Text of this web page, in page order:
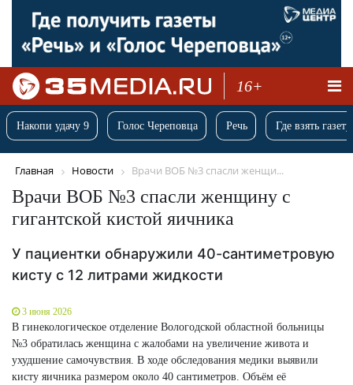
16+
Накопи удачу 9 Голос Череповца Речь Где взять
Главная Новости Врачи ВОБ №3 спасли женщи...
Врачи ВОБ №3 спасли женщину с
гигантской кистой яичника
У пациентки обнаружили 40-сантиметровую
кисту с 12 литрами жидкости
3 июня 2026
В гинекологическое отделение Вологодской областной больницы
№3 обратилась женщина с жалобами на увеличение живота и
ухудшение самочувствия. В ходе обследования медики выявили
кисту яичника размером около 40 сантиметров. Объём её